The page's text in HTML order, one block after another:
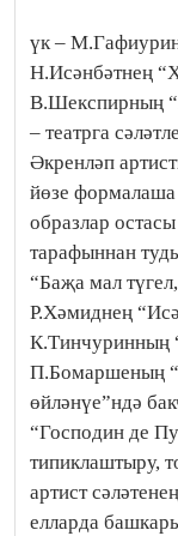
үк –
Н.Исәнбәтнең
В.Шекспирның
– театрга
Әкренләп
йөзе формалаша
образлар
тарафыннан
“Баҗа мал
Р.Хәмиднең
К.Тинчуринның
П.Бомаршеның
өйләнүе”ндә
“Господин де
типиклаштыру,
артист
елларда